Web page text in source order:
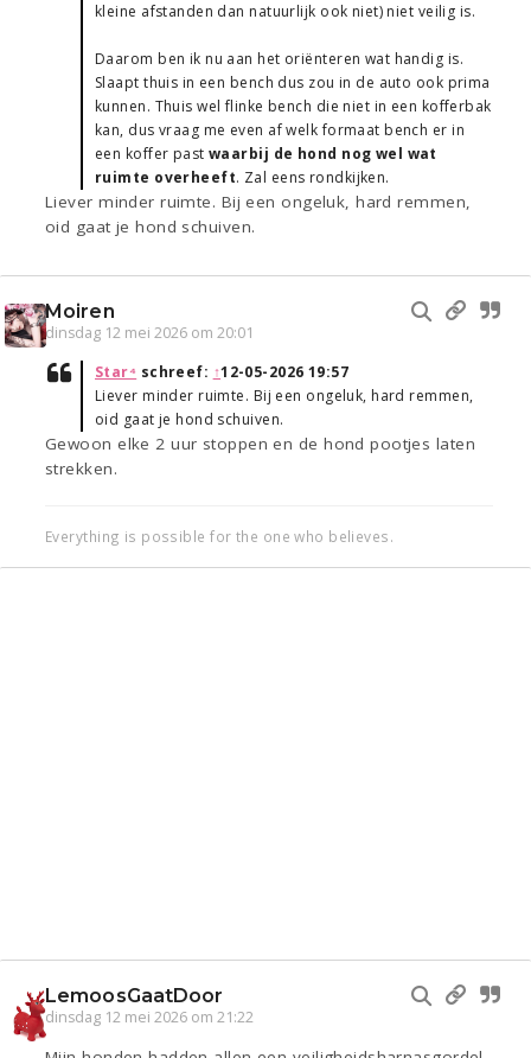
kleine afstanden dan natuurlijk ook niet) niet veilig is.
Daarom ben ik nu aan het oriënteren wat handig is.
Slaapt thuis in een bench dus zou in de auto ook prima
kunnen. Thuis wel flinke bench die niet in een kofferbak
kan, dus vraag me even af welk formaat bench er in
een koffer pastwaarbij de hond nog wel wat
ruimte overheeft. Zal eens rondkijken.
Liever minder ruimte. Bij een ongeluk, hard remmen,
oid gaat je hond schuiven.
Moiren
dinsdag 12 mei 2026 om 20:01
Star⁴ schreef: ↑12-05-2026 19:57
Liever minder ruimte. Bij een ongeluk, hard remmen,
oid gaat je hond schuiven.
Gewoon elke 2 uur stoppen en de hond pootjes laten
strekken.
Everything is possible for the one who believes.
LemoosGaatDoor
dinsdag 12 mei 2026 om 21:22